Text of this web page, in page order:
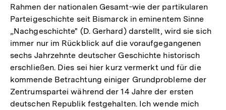
Rahmen der nationalen Gesamt-wie der partikularen
Parteigeschichte seit Bismarck in eminentem Sinne
„Nachgeschichte" (D. Gerhard) darstellt, wird sie sich
immer nur im Rückblick auf die voraufgegangenen
sechs Jahrzehnte deutscher Geschichte historisch
erschließen. Dies sei hier kurz vermerkt und für die
kommende Betrachtung einiger Grundprobleme der
Zentrumspartei während der 14 Jahre der ersten
deutschen Republik festgehalten. Ich wende mich